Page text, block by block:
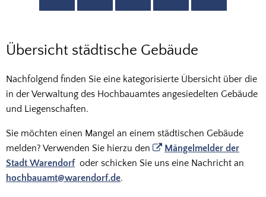
Städtische
Gebäude
Übersicht städtische Gebäude
Nachfolgend finden Sie eine kategorisierte Übersicht über die
in der Verwaltung des Hochbauamtes angesiedelten Gebäude
und Liegenschaften.
Sie möchten einen Mangel an einem städtischen Gebäude
melden? Verwenden Sie hierzu den
Mängelmelder der
Stadt Warendorfoder schicken Sie uns eine Nachricht an
hochbauamt@warendorf.de.